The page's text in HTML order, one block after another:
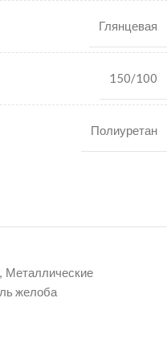
Глянцевая
150/100
Полиуретан
, Металлические
желоба